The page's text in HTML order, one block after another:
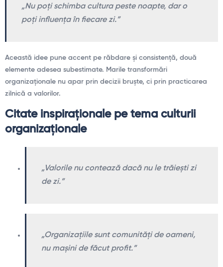
„Nu poți schimba cultura peste noapte, dar o
poți influența în fiecare zi.”
Această idee pune accent pe răbdare și consistență, două
elemente adesea subestimate. Marile transformări
organizaționale nu apar prin decizii bruște, ci prin practicarea
zilnică a valorilor.
Citate inspiraționale pe tema culturii
organizaționale
„Valorile nu contează dacă nu le trăiești zi
de zi.”
„Organizațiile sunt comunități de oameni,
nu mașini de făcut profit.”